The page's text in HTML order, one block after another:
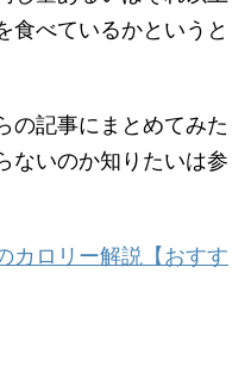
食べているかというと
の記事にまとめてみた
ないのか知りたいは参
カロリー解説【おすす